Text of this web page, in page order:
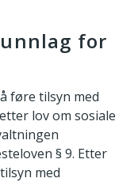
for
føre tilsyn med
lov om sosiale
§ 9. Etter
med